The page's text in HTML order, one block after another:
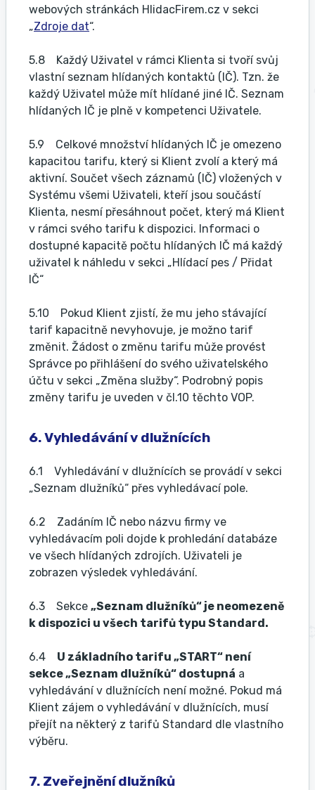
webových stránkách HlidacFirem.cz v sekci
„Zdroje dat“.
5.8 Každý Uživatel v rámci Klienta si tvoří svůj
vlastní seznam hlídaných kontaktů (IČ). Tzn. že
každý Uživatel může mít hlídané jiné IČ. Seznam
hlídaných IČ je plně v kompetenci Uživatele.
5.9 Celkové množství hlídaných IČ je omezeno
kapacitou tarifu, který si Klient zvolí a který má
aktivní. Součet všech záznamů (IČ) vložených v
Systému všemi Uživateli, kteří jsou součástí
Klienta, nesmí přesáhnout počet, který má Klient
v rámci svého tarifu k dispozici. Informaci o
dostupné kapacitě počtu hlídaných IČ má každý
uživatel k náhledu v sekci „Hlídací pes / Přidat
IČ“
5.10 Pokud Klient zjistí, že mu jeho stávající
tarif kapacitně nevyhovuje, je možno tarif
změnit. Žádost o změnu tarifu může provést
Správce po přihlášení do svého uživatelského
účtu v sekci „Změna služby“. Podrobný popis
změny tarifu je uveden v čl.10 těchto VOP.
6. Vyhledávání v dlužnících
6.1 Vyhledávání v dlužnících se provádí v sekci
„Seznam dlužníků“ přes vyhledávací pole.
6.2 Zadáním IČ nebo názvu firmy ve
vyhledávacím poli dojde k prohledání databáze
ve všech hlídaných zdrojích. Uživateli je
zobrazen výsledek vyhledávání.
6.3 Sekce „Seznam dlužníků“ je neomezeně
k dispozici u všech tarifů typu Standard.
6.4 U základního tarifu „START“ není
sekce „Seznam dlužníků“ dostupná a
vyhledávání v dlužnících není možné. Pokud má
Klient zájem o vyhledávání v dlužnících, musí
přejít na některý z tarifů Standard dle vlastního
výběru.
7. Zveřejnění dlužníků